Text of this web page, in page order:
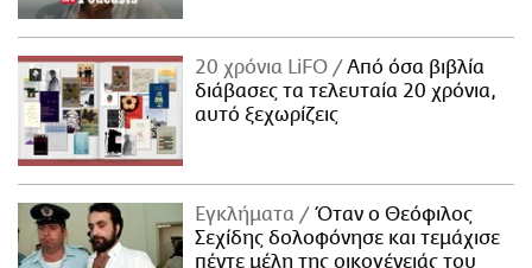
20 χρόνια LiFO
Από όσα βιβλία
διάβασες τα τελευταία 20 χρόνια,
αυτό ξεχωρίζεις
Εγκλήματα
Όταν ο Θεόφιλος
Σεχίδης δολοφόνησε και τεμάχισε
πέντε μέλη της οικογένειάς του